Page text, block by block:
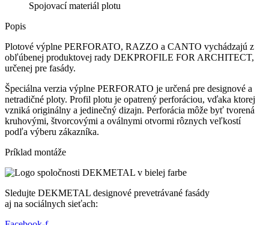
Spojovací materiál plotu
Popis
Plotové výplne PERFORATO, RAZZO a CANTO vychádzajú z
obľúbenej produktovej rady DEKPROFILE FOR ARCHITECT,
určenej pre fasády.
Špeciálna verzia výplne PERFORATO je určená pre designové a
netradičné ploty. Profil plotu je opatrený perforáciou, vďaka ktorej
vzniká originálny a jedinečný dizajn. Perforácia môže byť tvorená
kruhovými, štvorcovými a oválnymi otvormi rôznych veľkostí
podľa výberu zákazníka.
Príklad montáže
Sledujte DEKMETAL designové prevetrávané fasády
aj na sociálnych sieťach: